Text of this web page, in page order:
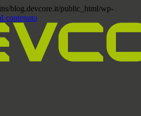
blog.devcore.it/public_html/wp-
contenuto